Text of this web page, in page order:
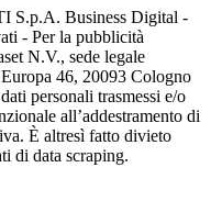
S.p.A. Business Digital -
- Per la pubblicità
N.V., sede legale
46, 20093 Cologno
personali trasmessi e/o
all’addestramento di
È altresì fatto divieto
di data scraping.